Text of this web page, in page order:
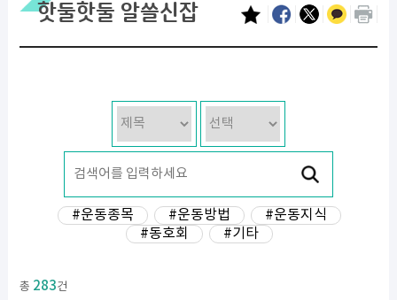
핫둘핫둘 알쓸신잡
#운동종목 #운동방법
#운동지식
#동호회
#기타
총 283건